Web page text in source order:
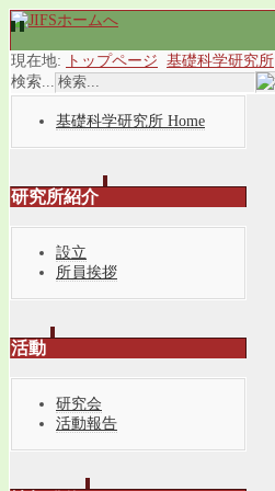
現在地: トップページ 基礎科学研究所
検索...
基礎科学研究所 Home
研究所紹介
設立
所員挨拶
活動
研究会
活動報告